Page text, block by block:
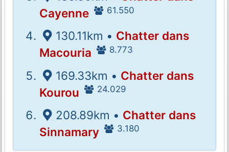
Cayenne
61.550
130.11km • Chatter dans
Macouria
8.773
169.33km • Chatter dans
Kourou
24.029
208.89km • Chatter dans
Sinnamary
3.180